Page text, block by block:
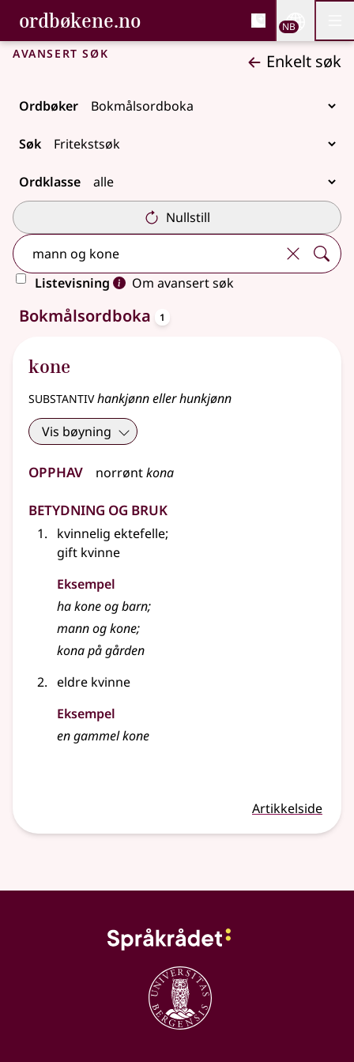
Gå til hovedinnhold
Tilgjengelighet
ordbøkene.no, Bokmålsordboka og
Bokmålsordboka og Nynorskordboka
NB
Avansert søk Enkelt søk
Ordbøker
Søk
Ordklasse
Nullstill
Listevisning
Om avansert søk
Ett treff
Bokmålsordboka 1
kone
substantivhankjønn eller hunkjønn
Vis bøyning
Opphav norrøntkona
Betydning og bruk
kvinnelig ektefelle;
gift kvinne
Eksempel
hakoneog barn;
mann ogkone;
kona på gården
eldre kvinne
Eksempel
en gammelkone
Artikkelside